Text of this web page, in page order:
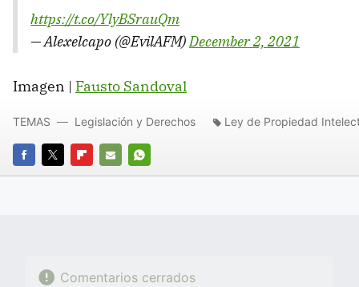
https://t.co/YlyBSrauQm
— Alexelcapo (@EvilAFM)December 2, 2021
Imagen | Fausto Sandoval
FACEBOOK
TWITTERFLIPBOARD
E-
WHATSAPP
TEMAS Legislación y Derechos Ley de Propiedad
Comentarios cerrados